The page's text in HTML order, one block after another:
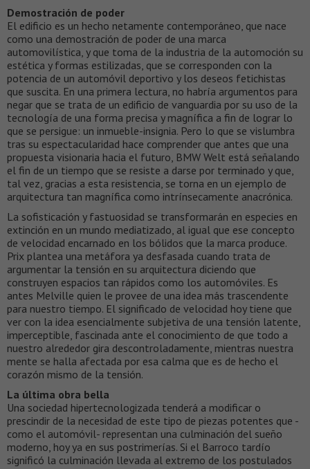
Demostración de poder
El edificio es un hecho netamente contemporáneo, que nace
como una demostración de poder de una marca
automovilística, y que toma de la industria de la automoción su
estética y formas estilizadas, que se corresponden con la
potencia de un automóvil deportivo y los deseos fetichistas
que suscita. En una primera lectura, no habría argumentos para
negar que se trata de un edificio de vanguardia por su uso de la
tecnología de una forma precisa y magnífica a fin de lograr lo
que se persigue: un inmueble-insignia. Pero lo que se vislumbra
tras su espectacularidad hace comprender que antes que una
propuesta visionaria hacia el futuro, BMW Welt está señalando
el fin de un tiempo que se resiste a darse por terminado y que,
tal vez, gracias a esta resistencia, se torna en un ejemplo de
arquitectura tan magnífica como intrínsecamente anacrónica.
La sofisticación y fastuosidad se transformarán en especies en
extinción en un mundo mediatizado, al igual que ese concepto
de velocidad encarnado en los bólidos que la marca produce.
Prix plantea una metáfora ya desfasada cuando trata de
argumentar la tensión en su arquitectura diciendo que
construyen espacios tan rápidos como los automóviles. Es
antes Melville quien le provee de una idea más trascendente
para nuestro tiempo. El significado de velocidad hoy tiene que
ver con la idea esencialmente subjetiva de una tensión latente,
imperceptible, fascinada ante el conocimiento de que todo a
nuestro alrededor gira descontroladamente, mientras nuestra
mente se halla afectada por esa calma que es de hecho el
corazón mismo de la tensión.
La última obra bella
Una sociedad hipertecnologizada tenderá a modificar o
prescindir de la necesidad de este tipo de piezas potentes que -
como el automóvil- representan una culminación del sueño
moderno, hoy ya en sus postrimerías. Si el Barroco tardío
significó la culminación llevada al extremo de los postulados